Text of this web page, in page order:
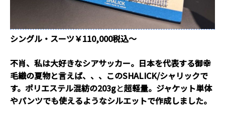
シングル・スーツ￥110,000税込～
不肖、私は大好きなシアサッカー。日本を代表する御幸
毛織の夏物と言えば、、、このSHALICK/シャリックで
す。ポリエステル混紡の203gと超軽量。ジャケット単体
やパンツでも使えるようなシルエットで作成しました。